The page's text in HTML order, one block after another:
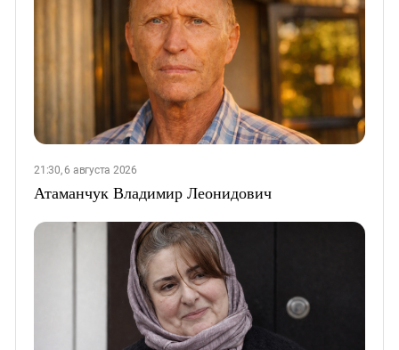
21:30, 6 августа 2026
Атаманчук Владимир Леонидович